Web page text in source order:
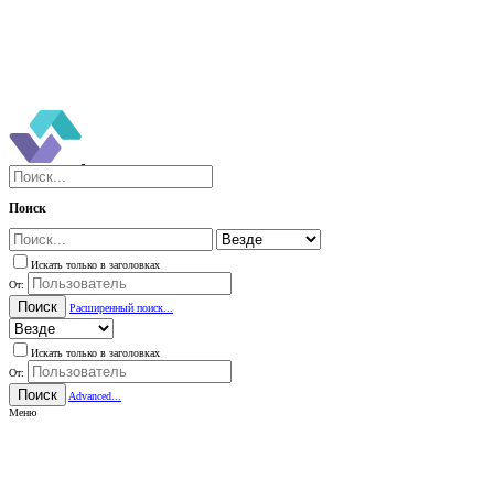
Поиск
Искать только в заголовках
От:
Поиск Расширенный поиск...
Искать только в заголовках
От:
Поиск
Advanced...
Меню